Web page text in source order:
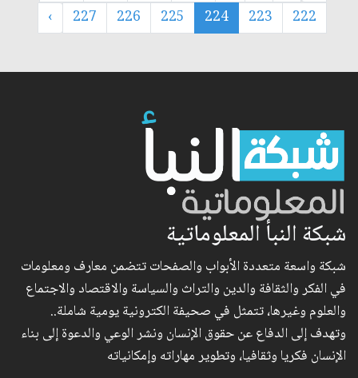
222
223
224
225
226
227
›
شبكة النبأ المعلوماتية
شبكة واسعة متعددة الأبواب والصفحات تتضمن معارف ومعلومات
في الفكر والثقافة والدين والتراث والسياسة والاقتصاد والاجتماع
والعلوم وغيرها، تتمثل في صحيفة الكترونية يومية شاملة..
وتهدف إلى الدفاع عن حقوق الإنسان ونشر الوعي والدعوة إلى بناء
الإنسان فكريا وثقافيا، وتطوير مهاراته وإمكانياته